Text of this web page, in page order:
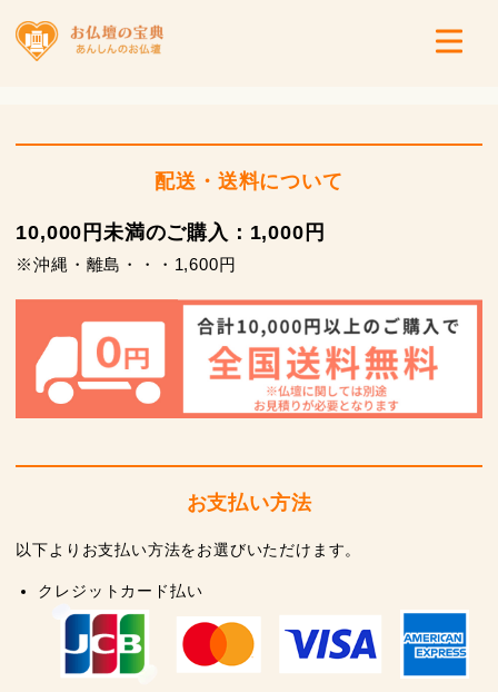
配送・送料について
10,000円未満のご購入：1,000円
※沖縄・離島・・・1,600円
お支払い方法
以下よりお支払い方法をお選びいただけます。
クレジットカード払い